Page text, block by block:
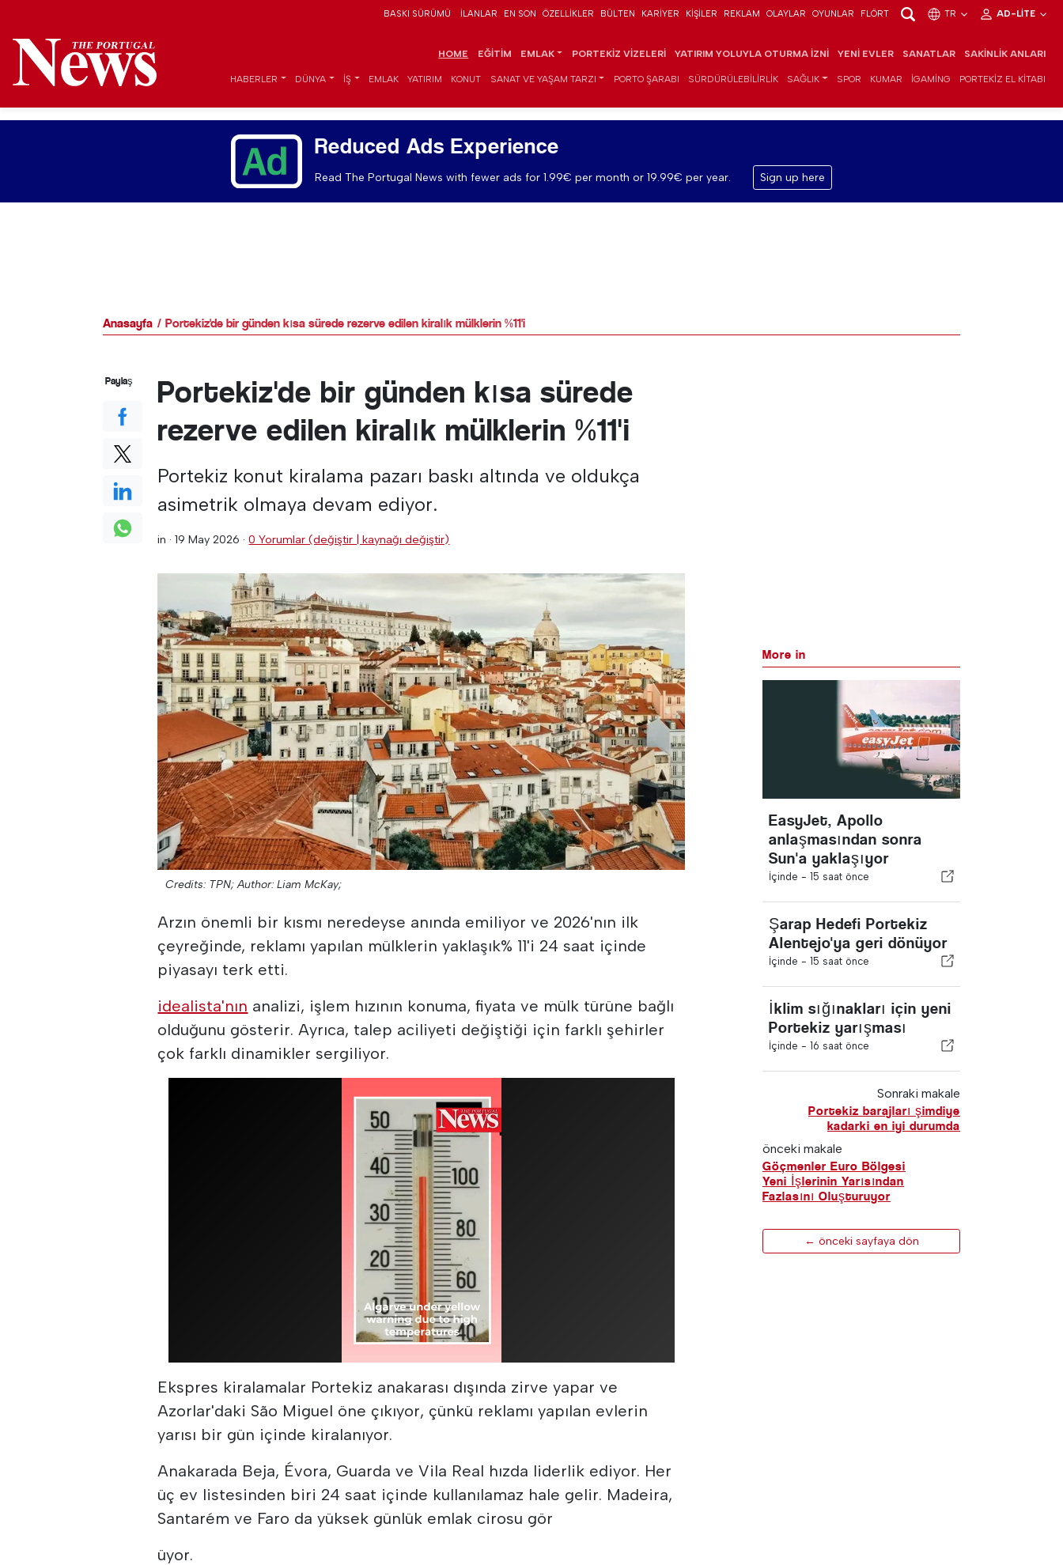
BASKI SÜRÜMÜ İLANLAR EN SON ÖZELLIKLER BÜLTEN KARIYER KIŞILER REKLAM OLAYLAR OYUNLAR FLÖRT TR AD-LITE
HOME EĞITIM EMLAK PORTEKIZ VIZELERI YATIRIM YOLUYLA OTURMA İZNI YENI EVLER SANATLAR SAKINLIK ANLARI
HABERLER DÜNYA İŞ EMLAK YATIRIM KONUT SANAT VE YAŞAM TARZI PORTO ŞARABI SÜRDÜRÜLEBILIRLIK SAĞLIK SPOR KUMAR IGAMING PORTEKIZ EL KITABI
Reduced Ads Experience
Read The Portugal News with fewer ads for 1.99€ per month or 19.99€ per year. Sign up here
Anasayfa Portekiz'de bir günden kısa sürede rezerve edilen kiralık mülklerin %11'i
Portekiz'de bir günden kısa sürede
rezerve edilen kiralık mülklerin %11'i
Portekiz konut kiralama pazarı baskı altında ve oldukça
asimetrik olmaya devam ediyor.
in ·19 May 2026 ·0 Yorumlar (değiştir | kaynağı değiştir)
Credits: TPN; Author: Liam McKay;
Arzın önemli bir kısmı neredeyse anında emiliyor ve 2026'nın ilk
çeyreğinde, reklamı yapılan mülklerin yaklaşık% 11'i 24 saat içinde
piyasayı terk etti.
idealista'nın analizi, işlem hızının konuma, fiyata ve mülk türüne bağlı
olduğunu gösterir. Ayrıca, talep aciliyeti değiştiği için farklı şehirler
çok farklı dinamikler sergiliyor.
Ekspres kiralamalar Portekiz anakarası dışında zirve yapar ve
Azorlar'daki São Miguel öne çıkıyor, çünkü reklamı yapılan evlerin
yarısı bir gün içinde kiralanıyor.
Anakarada Beja, Évora, Guarda ve Vila Real hızda liderlik ediyor. Her
üç ev listesinden biri 24 saat içinde kullanılamaz hale gelir. Madeira,
Santarém ve Faro da yüksek günlük emlak cirosu gör
üyor.
Paylaş
More in
EasyJet, Apollo
anlaşmasından sonra
Sun'a yaklaşıyor
İçinde - 15 saat önce
Şarap Hedefi Portekiz
Alentejo'ya geri dönüyor
İçinde - 15 saat önce
İklim sığınakları için yeni
Portekiz yarışması
İçinde - 16 saat önce
Sonraki makale
Portekiz barajları şimdiye
kadarki en iyi durumda
önceki makale
Göçmenler Euro Bölgesi
Yeni İşlerinin Yarısından
Fazlasını Oluşturuyor
← önceki sayfaya dön